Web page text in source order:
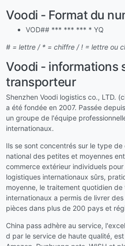
Voodi - Format du
VOD## *** *** *** * YQ
# = lettre / * = chiffre / ! = lettre ou
Voodi - informations
transporteur
Shenzhen Voodi logistics co., LTD.
a été fondée en 2007. Passée
un groupe de l'équipe
internationaux.
Ils se sont concentrés sur le type
national des petites et moyennes
commerce extérieur individuels
logistiques internationaux sûrs,
moyenne, le traitement quotidien
internationaux a permis de livrer
pièces dans plus de 200 pays et
China pass adhère au service,
d par le service de haute qualité,